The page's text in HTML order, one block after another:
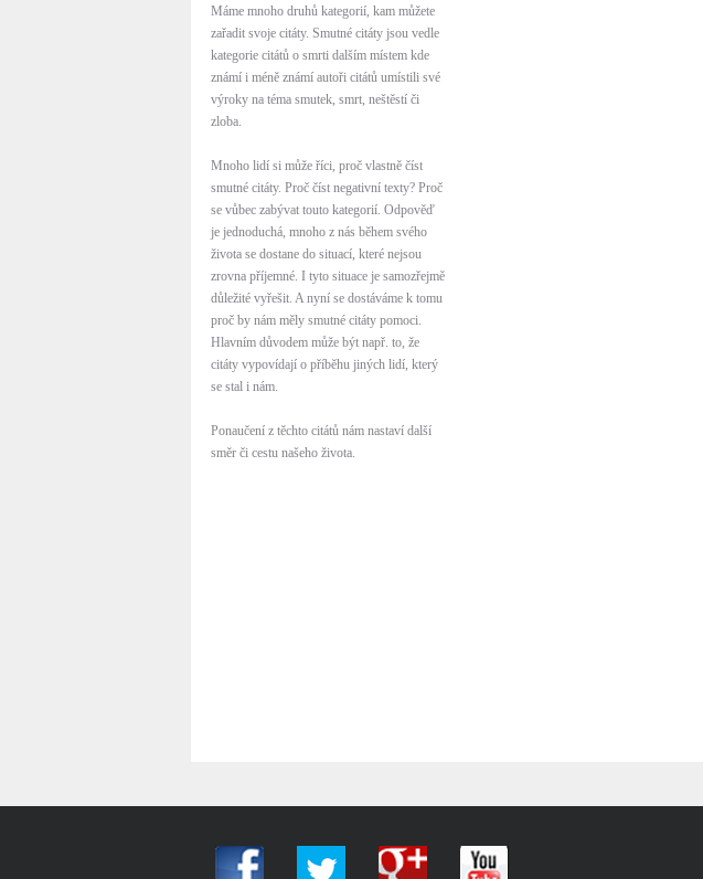
Máme mnoho druhů kategorií, kam můžete
zařadit svoje citáty. Smutné citáty jsou vedle
kategorie citátů o smrti dalším místem kde
známí i méně známí autoři citátů umístili své
výroky na téma smutek, smrt, neštěstí či
zloba.
Mnoho lidí si může říci, proč vlastně číst
smutné citáty. Proč číst negativní texty? Proč
se vůbec zabývat touto kategorií. Odpověď
je jednoduchá, mnoho z nás během svého
života se dostane do situací, které nejsou
zrovna příjemné. I tyto situace je samozřejmě
důležité vyřešit. A nyní se dostáváme k tomu
proč by nám měly smutné citáty pomoci.
Hlavním důvodem může být např. to, že
citáty vypovídají o příběhu jiných lidí, který
se stal i nám.
Ponaučení z těchto citátů nám nastaví další
směr či cestu našeho života.